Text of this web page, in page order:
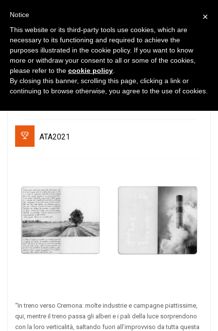
1 3834 0
Fin dove si vede. Viabizzuno
Headquarters a Bentivoglio
ATA2021
“In treno verso Cremona: molte industrie e campagne piattissime,
qui, mentre il treno passa gli alberi e i pali della luce sorprendono
con la loro verticalità, saltando fuori all’improvviso da tutta questa
×
Notice
This website or its third-party tools use cookies, which are
necessary to its functioning and required to achieve the
purposes illustrated in the cookie policy. If you want to know
more or withdraw your consent to all or some of the cookies,
please refer to the cookie policy
By closing this banner, scrolling this page, clicking a link or
continuing to browse otherwise, you agree to the use of cookies.